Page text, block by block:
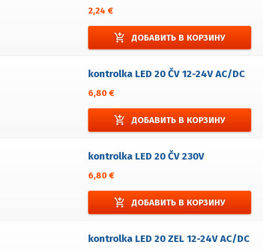
2,24 €
add_shopping_cart ДОБАВИТЬ В КОРЗИНУ
kontrolka LED 20 ČV 12-24V AC/DC
6,80 €
add_shopping_cart ДОБАВИТЬ В КОРЗИНУ
kontrolka LED 20 ČV 230V
6,80 €
add_shopping_cart ДОБАВИТЬ В КОРЗИНУ
kontrolka LED 20 ZEL 12-24V AC/DC